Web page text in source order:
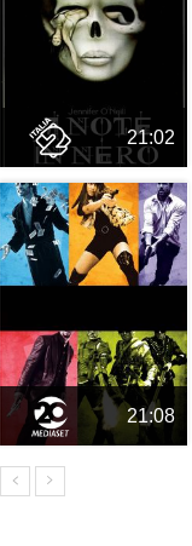
21:02
21:08